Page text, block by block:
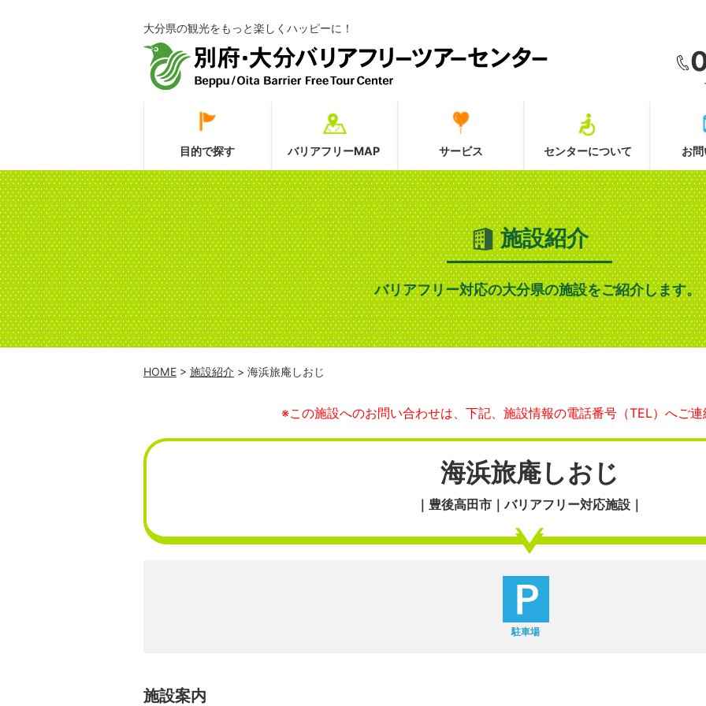
大分県の観光をもっと楽しくハッピーに！
目的で探す バリアフリーMAP サービス センターについて お
施設紹介
バリアフリー対応の大分県の施設をご紹介します。
HOME > 施設紹介 > 海浜旅庵しおじ
※この施設へのお問い合わせは、下記、施設情報の電話番号（TEL）へご連
海浜旅庵しおじ
｜豊後高田市｜バリアフリー対応施設｜
駐車場
施設案内